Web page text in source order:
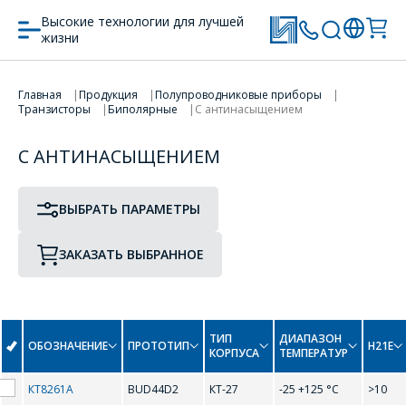
Высокие технологии для лучшей
жизни
Главная Продукция
Полупроводниковые приборы
Транзисторы
Биполярные С антинасыщением
С АНТИНАСЫЩЕНИЕМ
ВЫБРАТЬ ПАРАМЕТРЫ
ПРОТОТИП ТИП КОРПУСА
B
BUD44D2
ЗАКАЗАТЬ ВЫБРАННОЕ
ПЕРЕЙТИ В КОРЗИНУ
ПРОДОЛЖИТЬ ПОКУПКИ
ОБОЗНАЧЕНИЕ ПРОТОТИП
ТИП
КОРПУСА
ДИАПАЗОН
ТЕМПЕРАТУР
H21Е
КТ8261А BUD44D2 КТ-27 -25 +125 °С >10
ОФОРМИТЬ ЗАКАЗ
Форма предназначена
для юридических лиц
ЗАДАТЬ ВОПРОС